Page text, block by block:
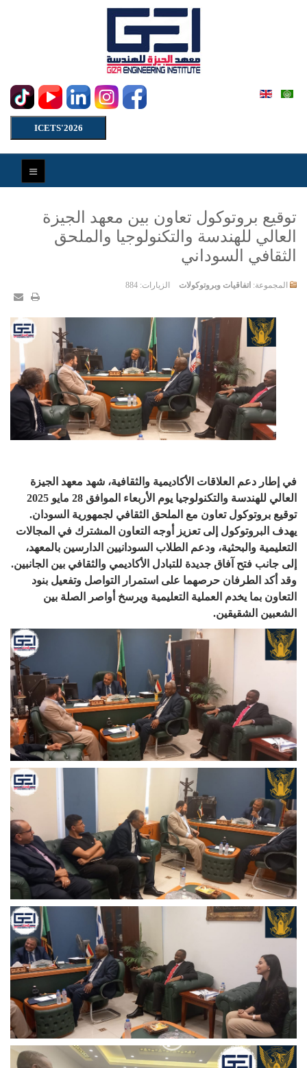
ICETS'2026
توقيع بروتوكول تعاون بين معهد الجيزة
العالي للهندسة والتكنولوجيا والملحق
الثقافي السوداني
المجموعة: اتفاقيات وبروتوكولات الزيارات: 884
في إطار دعم العلاقات الأكاديمية والثقافية، شهد معهد الجيزة
العالي للهندسة والتكنولوجيا يوم الأربعاء الموافق 28 مايو 2025
توقيع بروتوكول تعاون مع الملحق الثقافي لجمهورية السودان.
يهدف البروتوكول إلى تعزيز أوجه التعاون المشترك في المجالات
التعليمية والبحثية، ودعم الطلاب السودانيين الدارسين بالمعهد،
إلى جانب فتح آفاق جديدة للتبادل الأكاديمي والثقافي بين الجانبين.
وقد أكد الطرفان حرصهما على استمرار التواصل وتفعيل بنود
التعاون بما يخدم العملية التعليمية ويرسخ أواصر الصلة بين
الشعبين الشقيقين.